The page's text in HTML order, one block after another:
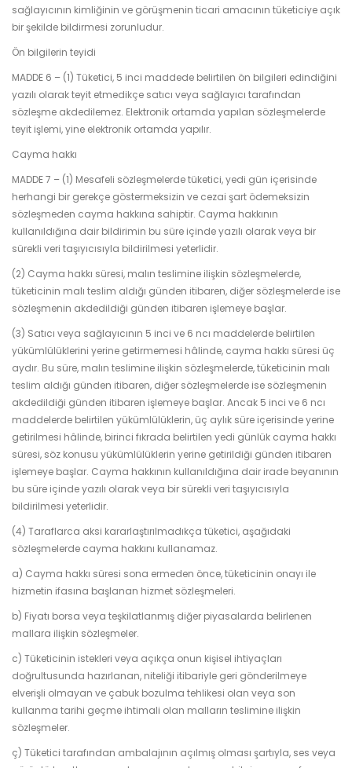
sağlayıcının kimliğinin ve görüşmenin ticari amacının tüketiciye açık
bir şekilde bildirmesi zorunludur.
Ön bilgilerin teyidi
MADDE 6 – (1) Tüketici, 5 inci maddede belirtilen ön bilgileri edindiğini
yazılı olarak teyit etmedikçe satıcı veya sağlayıcı tarafından
sözleşme akdedilemez. Elektronik ortamda yapılan sözleşmelerde
teyit işlemi, yine elektronik ortamda yapılır.
Cayma hakkı
MADDE 7 – (1) Mesafeli sözleşmelerde tüketici, yedi gün içerisinde
herhangi bir gerekçe göstermeksizin ve cezai şart ödemeksizin
sözleşmeden cayma hakkına sahiptir. Cayma hakkının
kullanıldığına dair bildirimin bu süre içinde yazılı olarak veya bir
sürekli veri taşıyıcısıyla bildirilmesi yeterlidir.
(2) Cayma hakkı süresi, malın teslimine ilişkin sözleşmelerde,
tüketicinin malı teslim aldığı günden itibaren, diğer sözleşmelerde ise
sözleşmenin akdedildiği günden itibaren işlemeye başlar.
(3) Satıcı veya sağlayıcının 5 inci ve 6 ncı maddelerde belirtilen
yükümlülüklerini yerine getirmemesi hâlinde, cayma hakkı süresi üç
aydır. Bu süre, malın teslimine ilişkin sözleşmelerde, tüketicinin malı
teslim aldığı günden itibaren, diğer sözleşmelerde ise sözleşmenin
akdedildiği günden itibaren işlemeye başlar. Ancak 5 inci ve 6 ncı
maddelerde belirtilen yükümlülüklerin, üç aylık süre içerisinde yerine
getirilmesi hâlinde, birinci fıkrada belirtilen yedi günlük cayma hakkı
süresi, söz konusu yükümlülüklerin yerine getirildiği günden itibaren
işlemeye başlar. Cayma hakkının kullanıldığına dair irade beyanının
bu süre içinde yazılı olarak veya bir sürekli veri taşıyıcısıyla
bildirilmesi yeterlidir.
(4) Taraflarca aksi kararlaştırılmadıkça tüketici, aşağıdaki
sözleşmelerde cayma hakkını kullanamaz.
a) Cayma hakkı süresi sona ermeden önce, tüketicinin onayı ile
hizmetin ifasına başlanan hizmet sözleşmeleri.
b) Fiyatı borsa veya teşkilatlanmış diğer piyasalarda belirlenen
mallara ilişkin sözleşmeler.
c) Tüketicinin istekleri veya açıkça onun kişisel ihtiyaçları
doğrultusunda hazırlanan, niteliği itibariyle geri gönderilmeye
elverişli olmayan ve çabuk bozulma tehlikesi olan veya son
kullanma tarihi geçme ihtimali olan malların teslimine ilişkin
sözleşmeler.
ç) Tüketici tarafından ambalajının açılmış olması şartıyla, ses veya